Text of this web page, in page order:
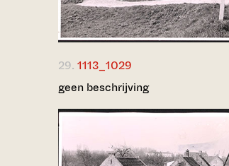
29. 1113_1029
geen beschrijving